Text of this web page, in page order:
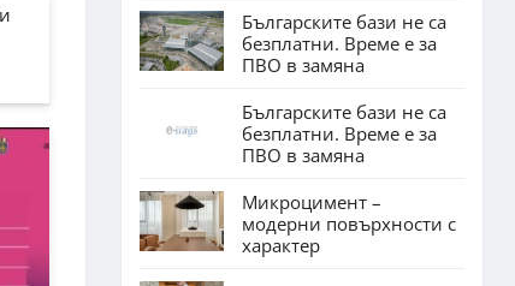
Българските бази не са
безплатни. Време е за
ПВО в замяна
Българските бази не са
безплатни. Време е за
ПВО в замяна
Микроцимент –
модерни повърхности с
характер